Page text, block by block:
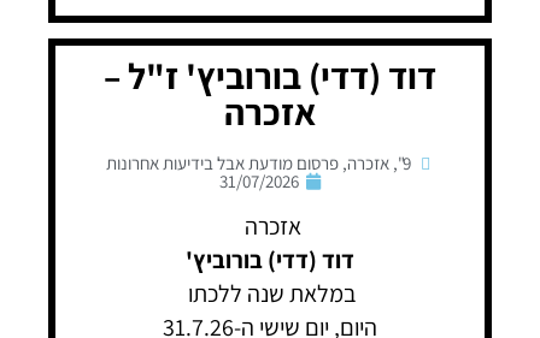
דוד (דדי) בורוביץ' ז"ל –
אזכרה
9"
, אזכרה, פרסום מודעת אבל בידיעות אחרונות
31/07/2026
אזכרה
דוד (דדי) בורוביץ'
במלאת שנה ללכתו
היום, יום שישי ה-31.7.26